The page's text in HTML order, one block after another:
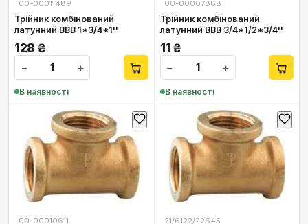
00-00011489
Трійник комбінований
латунний ВВВ 1*3/4*1''
128 ₴
−
+
В наявності
00-00007888
Трійник комбінований
латунний ВВВ 3/4*1/2*3/4''
11 ₴
−
+
В наявності
00-00010611 21/6122/22645